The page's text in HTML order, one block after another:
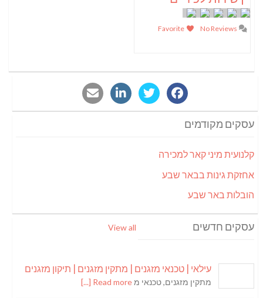
עסקים מקודמים
קלנועית מיני קאר למכירה
אחזקת גינות בבאר שבע
הובלות באר שבע
עסקים חדשים View all
עילאי | טכנאי מזגנים | מתקין מזגנים | תיקון מזגנים
מתקין מזגנים, טכנאי מRead more [...]